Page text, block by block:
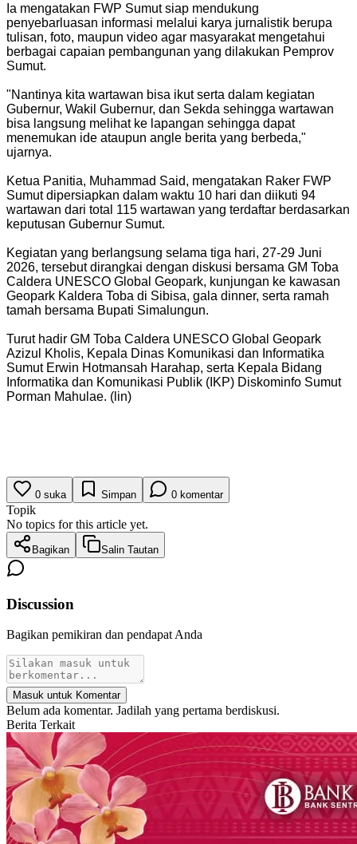
Ia mengatakan FWP Sumut siap mendukung
penyebarluasan informasi melalui karya jurnalistik berupa
tulisan, foto, maupun video agar masyarakat mengetahui
berbagai capaian pembangunan yang dilakukan Pemprov
Sumut.
"Nantinya kita wartawan bisa ikut serta dalam kegiatan
Gubernur, Wakil Gubernur, dan Sekda sehingga wartawan
bisa langsung melihat ke lapangan sehingga dapat
menemukan ide ataupun angle berita yang berbeda,"
ujarnya.
Ketua Panitia, Muhammad Said, mengatakan Raker FWP
Sumut dipersiapkan dalam waktu 10 hari dan diikuti 94
wartawan dari total 115 wartawan yang terdaftar berdasarkan
keputusan Gubernur Sumut.
Kegiatan yang berlangsung selama tiga hari, 27-29 Juni
2026, tersebut dirangkai dengan diskusi bersama GM Toba
Caldera UNESCO Global Geopark, kunjungan ke kawasan
Geopark Kaldera Toba di Sibisa, gala dinner, serta ramah
tamah bersama Bupati Simalungun.
Turut hadir GM Toba Caldera UNESCO Global Geopark
Azizul Kholis, Kepala Dinas Komunikasi dan Informatika
Sumut Erwin Hotmansah Harahap, serta Kepala Bidang
Informatika dan Komunikasi Publik (IKP) Diskominfo Sumut
Porman Mahulae. (lin)
0 suka Simpan 0 komentar
Topik
No topics for this article yet.
Bagikan Salin Tautan
Discussion
Bagikan pemikiran dan pendapat Anda
Masuk untuk Komentar
Belum ada komentar. Jadilah yang pertama berdiskusi.
Berita Terkait